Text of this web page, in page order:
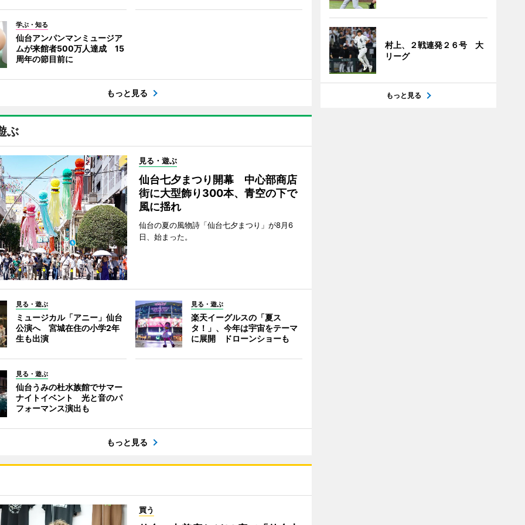
学ぶ・知る
仙台アンパンマンミュージア
ムが来館者500万人達成 15
周年の節目前に
もっと見る
ぶ
見る・遊ぶ
仙台七夕まつり開幕 中心部商店
街に大型飾り300本、青空の下で
風に揺れ
仙台の夏の風物詩「仙台七夕まつり」が8月6
日、始まった。
見る・遊ぶ
ミュージカル「アニー」仙台
公演へ 宮城在住の小学2年
生も出演
見る・遊ぶ
楽天イーグルスの「夏ス
タ！」、今年は宇宙をテーマ
に展開 ドローンショーも
見る・遊ぶ
仙台うみの杜水族館でサマー
ナイトイベント 光と音のパ
フォーマンス演出も
もっと見る
買う
村上、２戦連発２６号 大
リーグ
もっと見る